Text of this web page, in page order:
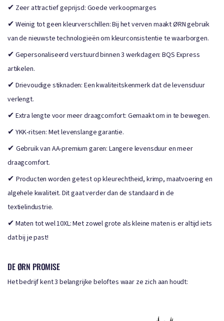
✔ Zeer attractief geprijsd: Goede verkoopmarges
✔ Weinig tot geen kleurverschillen: Bij het verven maakt ØRN gebruik
van de nieuwste technologieën om kleurconsistentie te waarborgen.
✔ Gepersonaliseerd verstuurd binnen 3 werkdagen: BQS Express
artikelen.
✔ Drievoudige stiknaden: Een kwaliteitskenmerk dat de levensduur
verlengt.
✔ Extra lengte voor meer draagcomfort: Gemaakt om in te bewegen.
✔ YKK-ritsen: Met levenslange garantie.
✔ Gebruik van AA-premium garen: Langere levensduur en meer
draagcomfort.
✔ Producten worden getest op kleurechtheid, krimp, maatvoering en
algehele kwaliteit. Dit gaat verder dan de standaard in de
textielindustrie.
✔ Maten tot wel 10XL: Met zowel grote als kleine maten is er altijd iets
dat bij je past!
DE ØRN PROMISE
Het bedrijf kent 3 belangrijke beloftes waar ze zich aan houdt: